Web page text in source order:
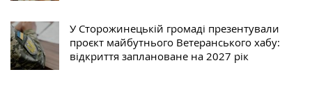
У Сторожинецькій громаді презентували
проєкт майбутнього Ветеранського хабу:
відкриття заплановане на 2027 рік